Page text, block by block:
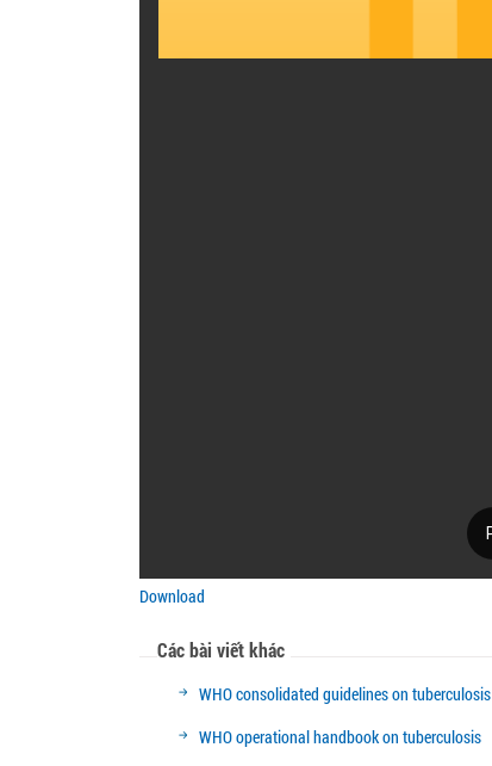
Download
Các bài viết khác
WHO consolidated guidelines on tuberculosis
WHO operational handbook on tuberculosis